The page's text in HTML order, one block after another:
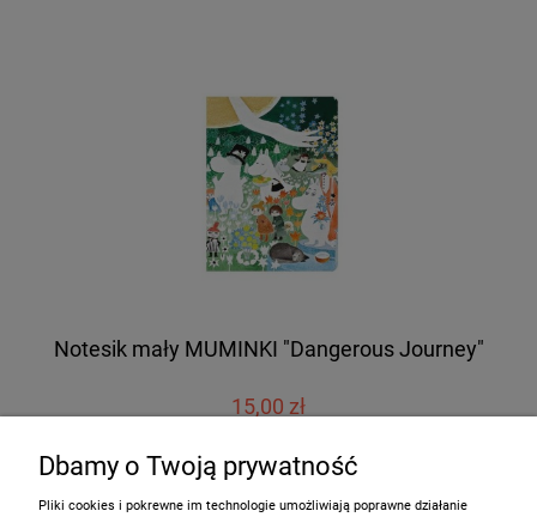
Notesik mały MUMINKI "Dangerous Journey"
15,00 zł
do koszyka
Dbamy o Twoją prywatność
Pliki cookies i pokrewne im technologie umożliwiają poprawne działanie